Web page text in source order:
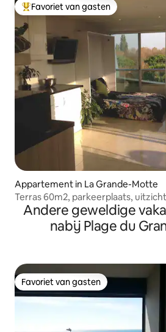
Topfavoriet van gasten
Favoriet van gasten
Appartement in La Grande-Motte
Terras 60m2, parkeerplaats,
airconditioning, wifi
Andere geweldige
nabij Plage du
Favoriet van gasten
Favoriet van gasten